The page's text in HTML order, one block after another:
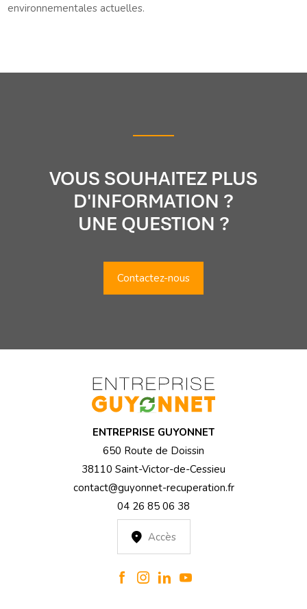
environnementales actuelles.
VOUS SOUHAITEZ PLUS
D'INFORMATION ?
UNE QUESTION ?
Contactez-nous
ENTREPRISE GUYONNET
650 Route de Doissin
38110 Saint-Victor-de-Cessieu
contact@guyonnet-recuperation.fr
04 26 85 06 38
Accès